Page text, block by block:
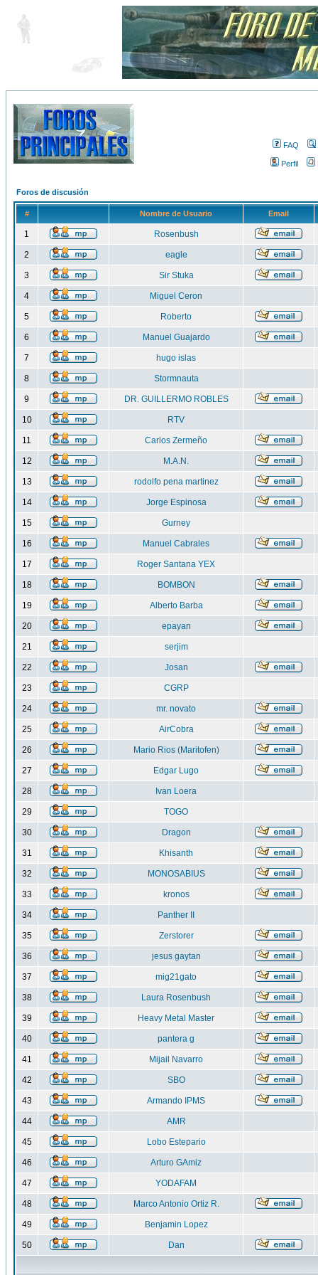
FAQ
Perfil
Foros de discusión
# Nombre de Usuario Email
1 Rosenbush
2 eagle
3 Sir Stuka
4 Miguel Ceron
5 Roberto
6 Manuel Guajardo
7 hugo islas
8 Stormnauta
9 DR. GUILLERMO ROBLES
10 RTV
11 Carlos Zermeño
12 M.A.N.
13 rodolfo pena martinez
14 Jorge Espinosa
15 Gurney
16 Manuel Cabrales
17 Roger Santana YEX
18 BOMBON
19 Alberto Barba
20 epayan
21 serjim
22 Josan
23 CGRP
24 mr. novato
25 AirCobra
26 Mario Rios (Maritofen)
27 Edgar Lugo
28 Ivan Loera
29 TOGO
30 Dragon
31 Khisanth
32 MONOSABIUS
33 kronos
34 Panther II
35 Zerstorer
36 jesus gaytan
37 mig21gato
38 Laura Rosenbush
39 Heavy Metal Master
40 pantera g
41 Mijail Navarro
42 SBO
43 Armando IPMS
44 AMR
45 Lobo Estepario
46 Arturo GAmiz
47 YODAFAM
48 Marco Antonio Ortiz R.
49 Benjamin Lopez
50 Dan